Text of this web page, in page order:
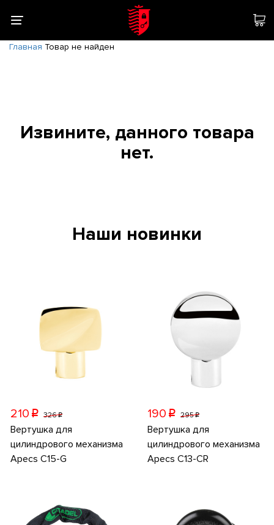
Главная Товар не найден
Извините, данного товара
нет.
Наши новинки
210 p 326p
Вертушка для
цилиндрового механизма
Apecs C15-G
190 p 295p
Вертушка для
цилиндрового механизма
Apecs C13-CR